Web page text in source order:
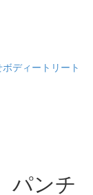
ディートリート
パンチ